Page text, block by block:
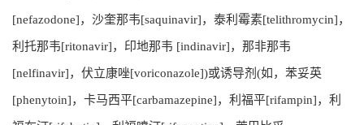
[nefazodone]，沙奎那韦[saquinavir]，泰利霉素[telithromycin]，
利托那韦[ritonavir]，印地那韦 [indinavir]，那非那韦
[nelfinavir]，伏立康唑[voriconazole])或诱导剂(如，苯妥英
[phenytoin]，卡马西平[carbamazepine]，利福平[rifampin]，利